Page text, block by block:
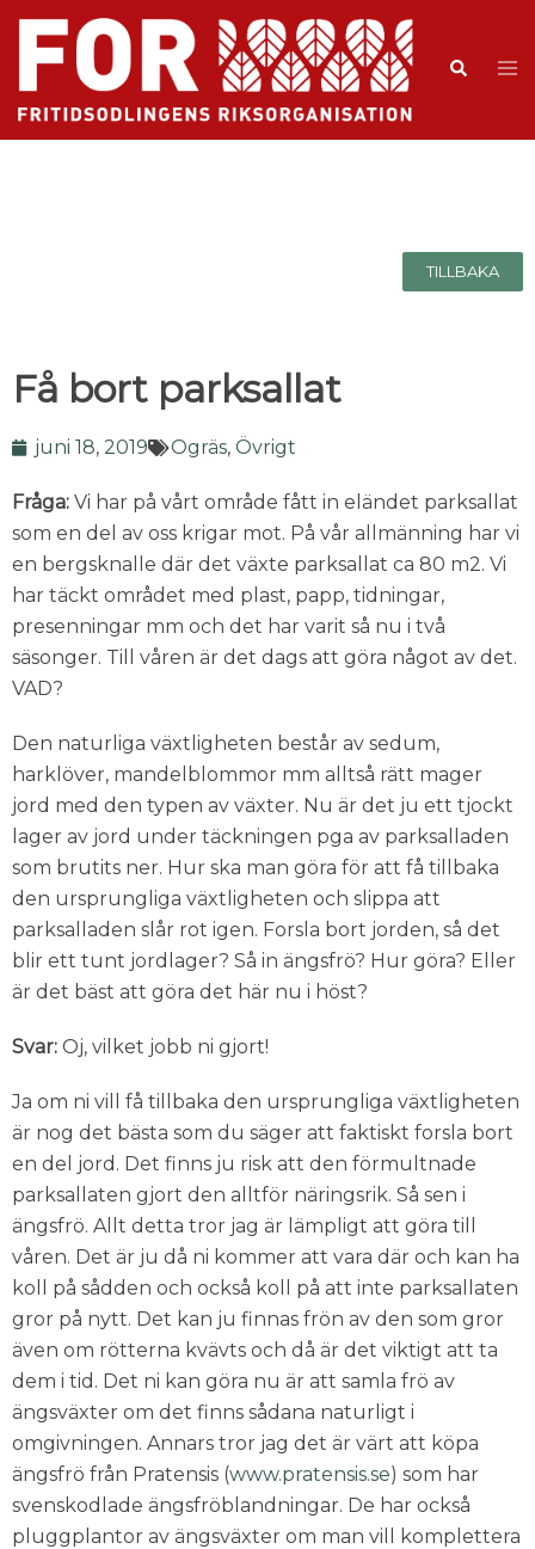
TILLBAKA
Få bort parksallat
juni 18, 2019 Ogräs, Övrigt
Fråga: Vi har på vårt område fått in eländet parksallat
som en del av oss krigar mot. På vår allmänning har vi
en bergsknalle där det växte parksallat ca 80 m2. Vi
har täckt området med plast, papp, tidningar,
presenningar mm och det har varit så nu i två
säsonger. Till våren är det dags att göra något av det.
VAD?
Den naturliga växtligheten består av sedum,
harklöver, mandelblommor mm alltså rätt mager
jord med den typen av växter. Nu är det ju ett tjockt
lager av jord under täckningen pga av parksalladen
som brutits ner. Hur ska man göra för att få tillbaka
den ursprungliga växtligheten och slippa att
parksalladen slår rot igen. Forsla bort jorden, så det
blir ett tunt jordlager? Så in ängsfrö? Hur göra? Eller
är det bäst att göra det här nu i höst?
Svar: Oj, vilket jobb ni gjort!
Ja om ni vill få tillbaka den ursprungliga växtligheten
är nog det bästa som du säger att faktiskt forsla bort
en del jord. Det finns ju risk att den förmultnade
parksallaten gjort den alltför näringsrik. Så sen i
ängsfrö. Allt detta tror jag är lämpligt att göra till
våren. Det är ju då ni kommer att vara där och kan ha
koll på sådden och också koll på att inte parksallaten
gror på nytt. Det kan ju finnas frön av den som gror
även om rötterna kvävts och då är det viktigt att ta
dem i tid. Det ni kan göra nu är att samla frö av
ängsväxter om det finns sådana naturligt i
omgivningen. Annars tror jag det är värt att köpa
ängsfrö från Pratensis (www.pratensis.se) som har
svenskodlade ängsfröblandningar. De har också
pluggplantor av ängsväxter om man vill komplettera